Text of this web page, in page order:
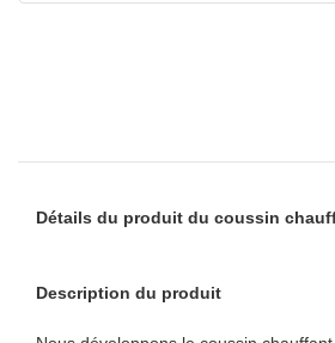
Détails du produit du coussin
Description du produit